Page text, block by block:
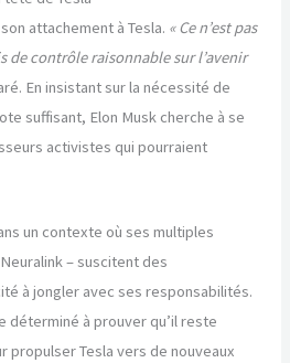
attachement à Tesla. « Ce n’est pas
de contrôle raisonnable sur l’avenir
En insistant sur la nécessité de
suffisant, Elon Musk cherche à se
activistes qui pourraient
un contexte où ses multiples
– suscitent des
à jongler avec ses responsabilités.
déterminé à prouver qu’il reste
propulser Tesla vers de nouveaux